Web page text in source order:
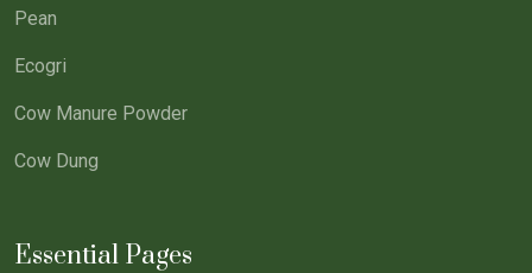
Pean
Ecogri
Cow Manure Powder
Cow Dung
Essential Pages